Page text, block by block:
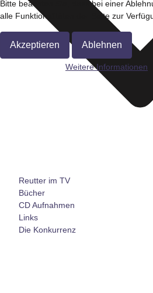
Reutter im TV
Bücher
CD Aufnahmen
Links
Die Konkurrenz
Bitte beachten Sie, dass bei einer
alle Funktionalitäten der Seite zur
Akzeptieren Ablehnen
Weitere Informationen